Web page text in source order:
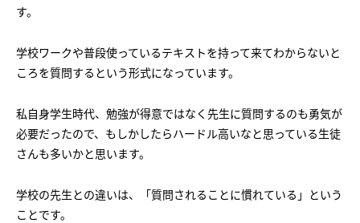
す。
学校ワークや普段使っているテキストを持って来てわからないと
ころを質問するという形式になっています。
私自身学生時代、勉強が得意ではなく先生に質問するのも勇気が
必要だったので、もしかしたらハードル高いなと思っている生徒
さんも多いかと思います。
学校の先生との違いは、「質問されることに慣れている」という
ことです。